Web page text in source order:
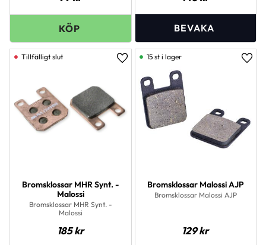
Bromsklossar MHR Synt. -
Malossi
Bromsklossar MHR Synt. -
Malossi
185kr
Lägg till i favoriter
Bromsklossar Malossi AJP
Bromsklossar Malossi AJP
129kr
15 st i lager